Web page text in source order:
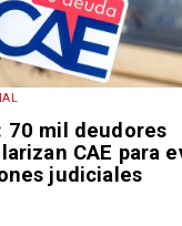
70 mil deudores
CAE para
judiciales